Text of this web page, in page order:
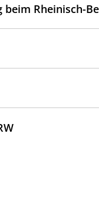
Rheinisch-